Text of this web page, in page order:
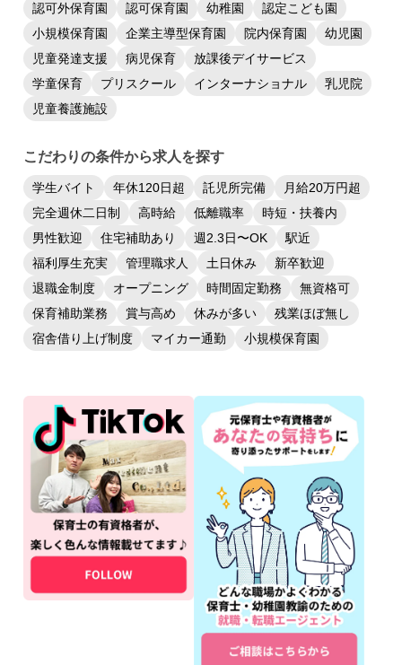
認可外保育園 認可保育園 幼稚園
認定こども園
小規模保育園
企業主導型保育園 院内保育園
幼児園
児童発達支援
病児保育
放課後デイサービス
学童保育
プリスクール インターナショナル
乳児院
児童養護施設
こだわりの条件から求人を探す
学生バイト 年休120日超 託児所完備
月給20万円超
完全週休二日制
高時給 低離職率
時短・扶養内
男性歓迎
住宅補助あり 週2.3日〜OK
駅近
福利厚生充実
管理職求人 土日休み
新卒歓迎
退職金制度
オープニング 時間固定勤務
無資格可
保育補助業務
賞与高め 休みが多い
残業ほぼ無し
宿舎借り上げ制度
マイカー通勤 小規模保育園